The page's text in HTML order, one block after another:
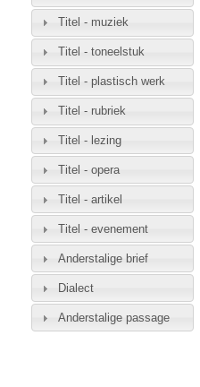
Titel - muziek
Titel - toneelstuk
Titel - plastisch werk
Titel - rubriek
Titel - lezing
Titel - opera
Titel - artikel
Titel - evenement
Anderstalige brief
Dialect
Anderstalige passage